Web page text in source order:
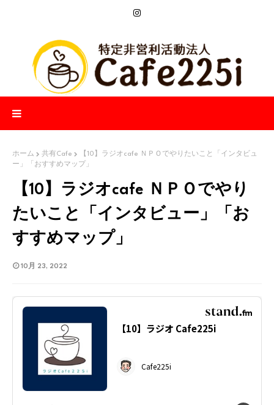
ホーム 共有Cafe
【10】ラジオcafe ＮＰＯでやりたいこと「インタビュ
ー」「おすすめマップ」
【10】ラジオcafe ＮＰＯでやり
たいこと「インタビュー」「お
すすめマップ」
10月 23, 2022